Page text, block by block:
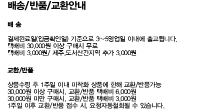
배송/반품/교환안내
배 송
결제완료일(입금확인일) 기준으로 3~5영업일 이내에 출고됩니다.
택배비 30,000원 이상 구매시 무료
택배비 3,000원/ 제주,도서산간지역 추가 3,000원
교환/반품
상품수령 후 1주일 이내 미착화 상품에 한해 교환/반품가능
30,000원 이상 구매시, 교환/반품 택배비 6,000원
30,000원 미만 구매시, 교환/반품 택배비 3,000원
1주일 이후 교환/반품 접수 시, 요청자동철회될 수 있습니다.